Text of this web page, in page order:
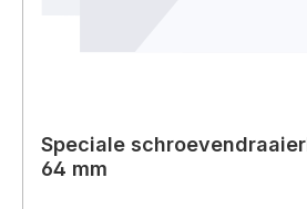
Speciale
64 mm